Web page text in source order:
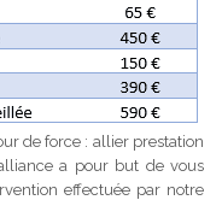
de force : allier prestation
a pour but de vous
effectuée par notre